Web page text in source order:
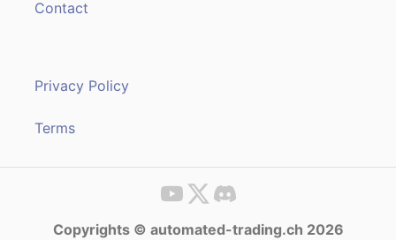
Contact
Privacy Policy
Terms
Copyrights © automated-trading.ch 2026